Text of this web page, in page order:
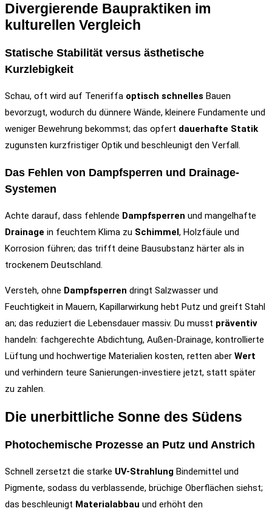
Divergierende Baupraktiken im
kulturellen Vergleich
Statische Stabilität versus ästhetische
Kurzlebigkeit
Schau, oft wird auf Teneriffa optisch schnelles Bauen
bevorzugt, wodurch du dünnere Wände, kleinere Fundamente und
weniger Bewehrung bekommst; das opfert dauerhafte Statik
zugunsten kurzfristiger Optik und beschleunigt den Verfall.
Das Fehlen von Dampfsperren und Drainage-
Systemen
Achte darauf, dass fehlende Dampfsperren und mangelhafte
Drainage in feuchtem Klima zu Schimmel, Holzfäule und
Korrosion führen; das trifft deine Bausubstanz härter als in
trockenem Deutschland.
Versteh, ohne Dampfsperren dringt Salzwasser und
Feuchtigkeit in Mauern, Kapillarwirkung hebt Putz und greift Stahl
an; das reduziert die Lebensdauer massiv. Du musst präventiv
handeln: fachgerechte Abdichtung, Außen-Drainage, kontrollierte
Lüftung und hochwertige Materialien kosten, retten aber Wert
und verhindern teure Sanierungen-investiere jetzt, statt später
zu zahlen.
Die unerbittliche Sonne des Südens
Photochemische Prozesse an Putz und Anstrich
Schnell zersetzt die starke UV-Strahlung Bindemittel und
Pigmente, sodass du verblassende, brüchige Oberflächen siehst;
das beschleunigt Materialabbau und erhöht den